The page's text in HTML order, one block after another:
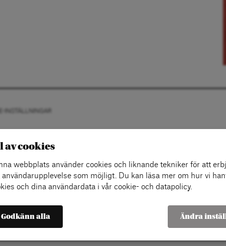
INSTÄLLNINGAR
av cookies
webbplats använder cookies och liknande tekniker för att
användarupplevelse som möjligt. Du kan läsa mer om hur vi
och dina användardata i vår cookie- och datapolicy.
Godkänn alla Ändra